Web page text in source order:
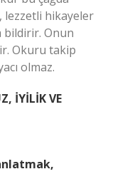
lezzetli hikayeler
bildirir. Onun
Okuru takip
olmaz.
İYİLİK VE